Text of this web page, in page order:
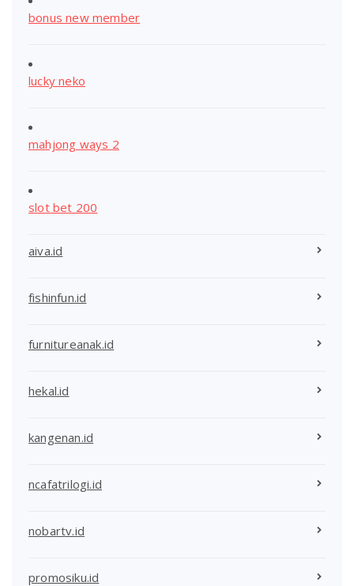
bonus new member
lucky neko
mahjong ways 2
slot bet 200
aiva.id
fishinfun.id
furnitureanak.id
hekal.id
kangenan.id
ncafatrilogi.id
nobartv.id
promosiku.id